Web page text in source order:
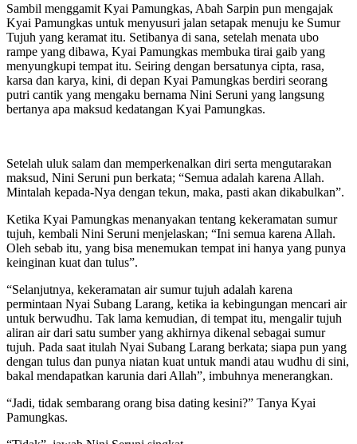
Sambil menggamit Kyai Pamungkas, Abah Sarpin pun mengajak
Kyai Pamungkas untuk menyusuri jalan setapak menuju ke Sumur
Tujuh yang keramat itu. Setibanya di sana, setelah menata ubo
rampe yang dibawa, Kyai Pamungkas membuka tirai gaib yang
menyungkupi tempat itu. Seiring dengan bersatunya cipta, rasa,
karsa dan karya, kini, di depan Kyai Pamungkas berdiri seorang
putri cantik yang mengaku bernama Nini Seruni yang langsung
bertanya apa maksud kedatangan Kyai Pamungkas.
Setelah uluk salam dan memperkenalkan diri serta mengutarakan
maksud, Nini Seruni pun berkata; “Semua adalah karena Allah.
Mintalah kepada-Nya dengan tekun, maka, pasti akan dikabulkan”.
Ketika Kyai Pamungkas menanyakan tentang kekeramatan sumur
tujuh, kembali Nini Seruni menjelaskan; “Ini semua karena Allah.
Oleh sebab itu, yang bisa menemukan tempat ini hanya yang punya
keinginan kuat dan tulus”.
“Selanjutnya, kekeramatan air sumur tujuh adalah karena
permintaan Nyai Subang Larang, ketika ia kebingungan mencari air
untuk berwudhu. Tak lama kemudian, di tempat itu, mengalir tujuh
aliran air dari satu sumber yang akhirnya dikenal sebagai sumur
tujuh. Pada saat itulah Nyai Subang Larang berkata; siapa pun yang
dengan tulus dan punya niatan kuat untuk mandi atau wudhu di sini,
bakal mendapatkan karunia dari Allah”, imbuhnya menerangkan.
“Jadi, tidak sembarang orang bisa dating kesini?” Tanya Kyai
Pamungkas.